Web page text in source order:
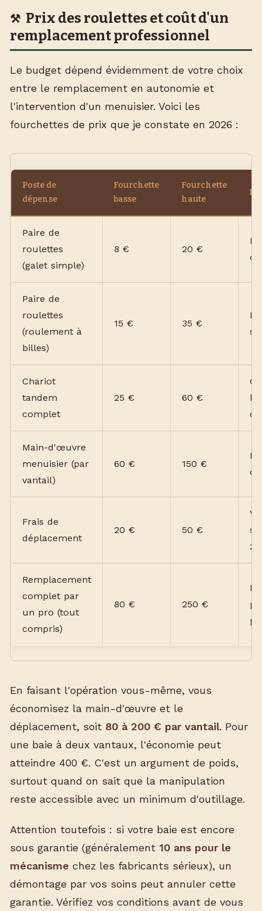
Prix des roulettes et coût d'un
remplacement professionnel
Le budget dépend évidemment de votre choix
entre le remplacement en autonomie et
l'intervention d'un menuisier. Voici les
fourchettes de prix que je constate en 2026 :
Poste de
dépense
Fourchette
basse
Fourchette
haute
Paire de
roulettes
(galet simple)
8 € 20 €
Paire de
roulettes
(roulement à
billes)
15 € 35 €
Chariot
tandem
complet
25 € 60 €
Main-d'œuvre
menuisier (par
vantail)
60 € 150 €
Frais de
déplacement
20 € 50 €
Remplacement
complet par
un pro (tout
compris)
80 € 250 €
En faisant l'opération vous-même, vous
économisez la main-d'œuvre et le
déplacement, soit 80 à 200 € par vantail. Pour
une baie à deux vantaux, l'économie peut
atteindre 400 €. C'est un argument de poids,
surtout quand on sait que la manipulation
reste accessible avec un minimum d'outillage.
Attention toutefois : si votre baie est encore
sous garantie (généralement 10 ans pour le
mécanisme chez les fabricants sérieux), un
démontage par vos soins peut annuler cette
garantie. Vérifiez vos conditions avant de vous